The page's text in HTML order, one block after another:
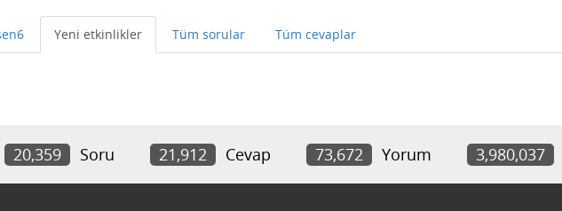
Yeni etkinlikler Tüm sorular Tüm cevaplar
20,359 Soru 21,912 Cevap 73,672 Yorum 3,980,037